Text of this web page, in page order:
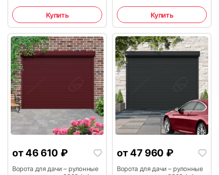
27 28
Купить Купить
от 46 610 ₽
Ворота для дачи – рулонные
от 47 960 ₽
Ворота для дачи – рулонные